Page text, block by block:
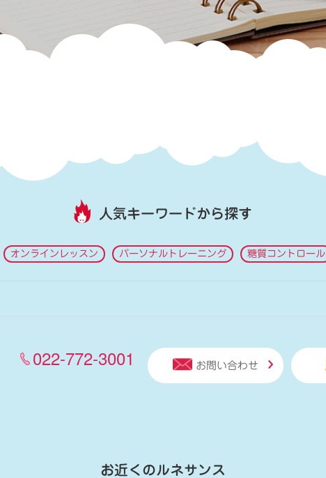
人気キーワードから探す
オンラインレッスン パーソナルトレーニング 糖質コントロール
022-772-3001 お問い合わせ
お近くのルネサンス